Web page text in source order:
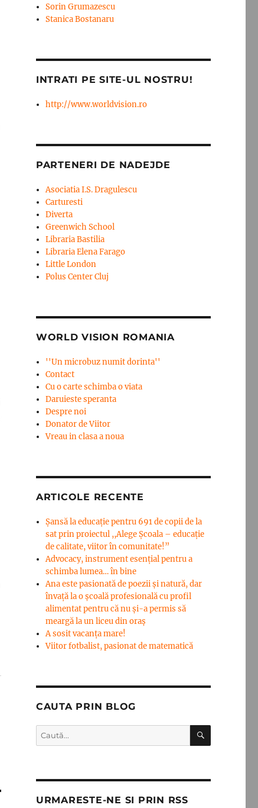
Sorin Grumazescu
Stanica Bostanaru
INTRATI PE SITE-UL NOSTRU!
http://www.worldvision.ro
PARTENERI DE NADEJDE
Asociatia I.S. Dragulescu
Carturesti
Diverta
Greenwich School
Libraria Bastilia
Libraria Elena Farago
Little London
Polus Center Cluj
WORLD VISION ROMANIA
''Un microbuz numit dorinta''
Contact
Cu o carte schimba o viata
Daruieste speranta
Despre noi
Donator de Viitor
Vreau in clasa a noua
ARTICOLE RECENTE
Șansă la educație pentru 691 de copii de la
sat prin proiectul ,,Alege Școala – educație
de calitate, viitor în comunitate!”
Advocacy, instrument esenţial pentru a
schimba lumea… în bine
Ana este pasionată de poezii și natură, dar
învață la o școală profesională cu profil
alimentat pentru că nu și-a permis să
meargă la un liceu din oraș
A sosit vacanța mare!
Viitor fotbalist, pasionat de matematică
CAUTA PRIN BLOG
Caută
după:
CĂUTARE
URMARESTE-NE SI PRIN RSS